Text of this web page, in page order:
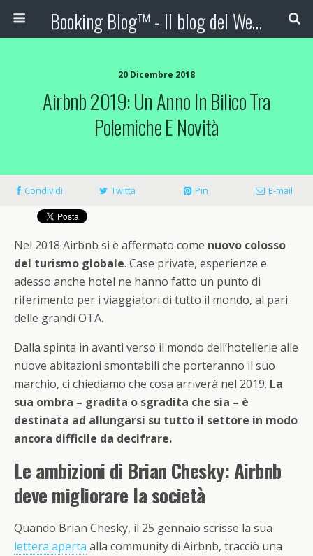
Booking Blog™ - Il blog del Web Marketing Turistico
20 Dicembre 2018
Airbnb 2019: Un Anno In Bilico Tra
Polemiche E Novità
Condividi Twitta Pin E-mail
Nel 2018 Airbnb si è affermato come nuovo colosso
del turismo globale. Case private, esperienze e
adesso anche hotel ne hanno fatto un punto di
riferimento per i viaggiatori di tutto il mondo, al pari
delle grandi OTA.
Dalla spinta in avanti verso il mondo dell’hotellerie alle
nuove abitazioni smontabili che porteranno il suo
marchio, ci chiediamo che cosa arriverà nel 2019. La
sua ombra – gradita o sgradita che sia – è
destinata ad allungarsi su tutto il settore in modo
ancora difficile da decifrare.
Le ambizioni di Brian Chesky: Airbnb
deve migliorare la società
Quando Brian Chesky, il 25 gennaio scrisse la sua
lettera aperta alla community di Airbnb, tracciò una